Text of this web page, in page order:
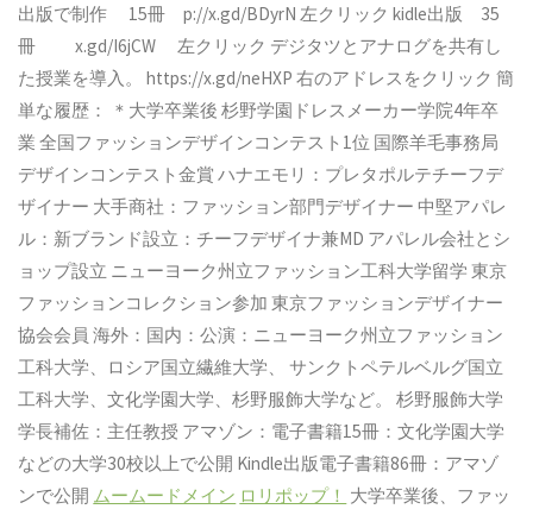
出版で制作 15冊 p://x.gd/BDyrN 左クリック kidle出版 35
冊 x.gd/I6jCW 左クリック デジタツとアナログを共有し
た授業を導入。 https://x.gd/neHXP 右のアドレスをクリック 簡
単な履歴： ＊大学卒業後 杉野学園ドレスメーカー学院4年卒
業 全国ファッションデザインコンテスト1位 国際羊毛事務局
デザインコンテスト金賞 ハナエモリ：プレタポルテチーフデ
ザイナー 大手商社：ファッション部門デザイナー 中堅アパレ
ル：新ブランド設立：チーフデザイナ兼MD アパレル会社とシ
ョップ設立 ニューヨーク州立ファッション工科大学留学 東京
ファッションコレクション参加 東京ファッションデザイナー
協会会員 海外：国内：公演：ニューヨーク州立ファッション
工科大学、ロシア国立繊維大学、 サンクトペテルベルグ国立
工科大学、文化学園大学、杉野服飾大学など。 杉野服飾大学
学長補佐：主任教授 アマゾン：電子書籍15冊：文化学園大学
などの大学30校以上で公開 Kindle出版電子書籍86冊：アマゾ
ンで公開 ムームードメイン ロリポップ！ 大学卒業後、ファッ